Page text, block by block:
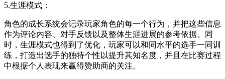
5.生涯模式：
角色的成长系统会记录玩家角色的每一个行为，并把这些信息
作为评论内容、对手反馈以及整体生涯进展的参考依据。同
时，生涯模式也得到了优化，玩家可以和同水平的选手一同训
练，打造出选手的独特个性以提升其知名度，并且在比赛过程
中根据个人表现来赢得赞助商的关注。